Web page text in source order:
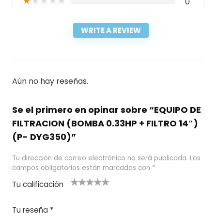
WRITE A REVIEW
Aún no hay reseñas.
Se el primero en opinar sobre “EQUIPO DE
FILTRACION (BOMBA 0.33HP + FILTRO 14″)
(P- DYG350)”
Tu dirección de correo electrónico no será publicada. Los
campos obligatorios están marcados con *
Tu calificación
Tu reseña *